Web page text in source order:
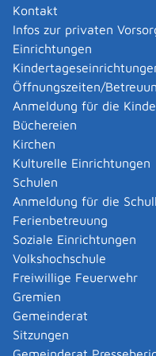
Kontakt
Infos zur privaten
Einrichtungen
Öffnungszeiten/
Anmeldung für die
Büchereien
Kirchen
Kulturelle Einrichtungen
Schulen
Anmeldung für die
Ferienbetreuung
Soziale Einrichtungen
Volkshochschule
Freiwillige Feuerwehr
Gremien
Gemeinderat
Sitzungen
die Anerkennung
Behörde beantragen.
Die Prüfstelle kann aus
nach anderen
Überwachungsstelle
Die Anerkennung gilt
Gleichwertige
Staaten sind
gleichgestellt.
Zuständige
Die Länder haben die
nach § 6